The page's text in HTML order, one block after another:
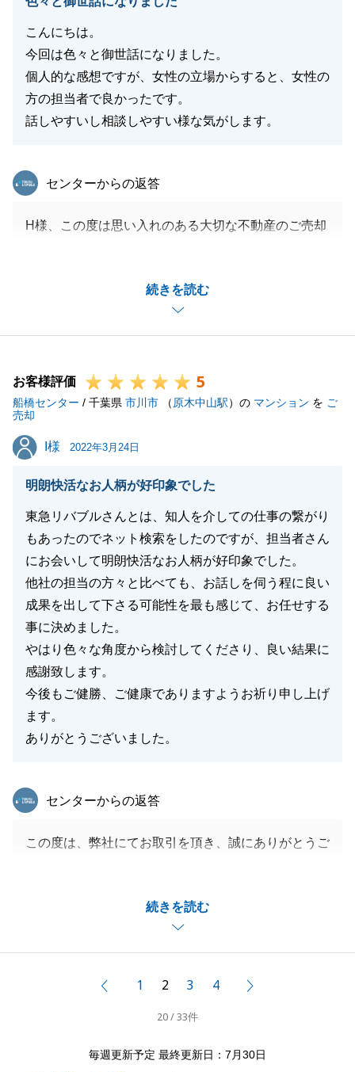
こんにちは。
今回は色々と御世話になりました。
個人的な感想ですが、女性の立場からすると、女性の
方の担当者で良かったです。
話しやすいし相談しやすい様な気がします。
続きを読む
東急リバブル
センターからの返答
H様、この度は思い入れのある大切な不動産のご売却
H様あってこそのお取引であったと感じております。
不動産の件で、何かお困りのことが御座いましたら何
なりとお申し付けください。
この度は誠に有難う御座いました。
お客様評価 5
船橋センター / 千葉県 市川市 （ 原木中山駅）の マンション を ご
売却
I様
I様 2022年3月24日
明朗快活なお人柄が好印象でした
東急リバブルさんとは、知人を介しての仕事の繋がり
もあったのでネット検索をしたのですが、担当者さん
にお会いして明朗快活なお人柄が好印象でした。
他社の担当の方々と比べても、お話しを伺う程に良い
成果を出して下さる可能性を最も感じて、お任せする
事に決めました。
やはり色々な角度から検討してくださり、良い結果に
感謝致します。
今後もご健勝、ご健康でありますようお祈り申し上げ
ます。
ありがとうございました。
続きを読む
東急リバブル
センターからの返答
この度は、弊社にてお取引を頂き、誠にありがとうご
した事、重ねて御礼申し上げます。
また、私共でお手伝い出来る事がございましたら、是
非お声掛け下さい。
前へ1 2 3 4
20 / 33件
毎週更新予定 最終更新日：7月30日